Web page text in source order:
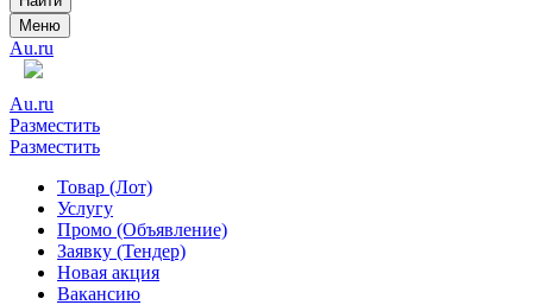
Меню
Au.ru
Au.ru
Разместить
Разместить
Товар (Лот)
Услугу
Промо (Объявление)
Заявку (Тендер)
Новая акция
Вакансию